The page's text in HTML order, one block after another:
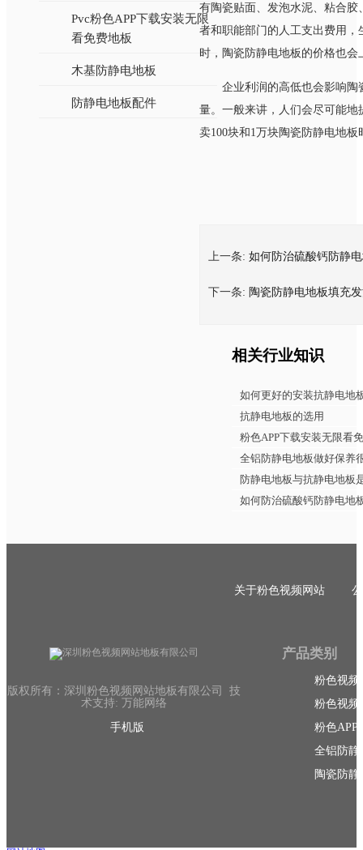
Pvc粉色APP下载安装无限
看免费地板
木基防静电地板
防静电地板配件
有陶瓷贴面、发泡水泥、粘
者和职能部门的人工支出费用，
时，陶瓷防静电地板的价格也会上升
企业利润的高低也会影响陶
量。一般来讲，人们会尽可能
卖100块和1万块陶瓷防静电地板时
上一条: 如何防治硫酸钙防静
下一条: 陶瓷防静电地板填充
相关行业知识
如何更好的安装抗静电地
抗静电地板的选用
粉色APP下载安装无限看
全铝防静电地板做好保养
防静电地板与抗静电地板
如何防治硫酸钙防静电地
关于粉色视频网站
版权所有：深圳粉色视频网站地板有限公司 技
术支持: 万能网络
手机版
产品类别
粉色视频
粉色视频
粉色APP
全铝防静
陶瓷防静